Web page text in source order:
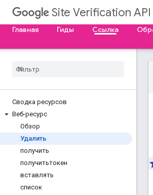
Site Verification API
Главная
Гиды Ссылка
Сводка ресурсов
Веб-ресурс
Обзор
Удалить
получить
получитьтокен
вставлять
список